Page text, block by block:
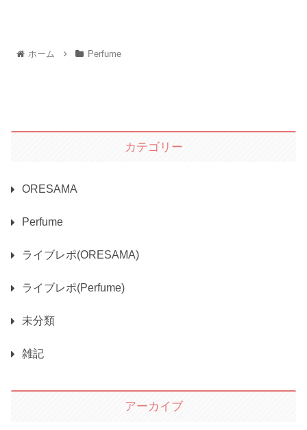
ホーム Perfume
カテゴリー
ORESAMA
Perfume
ライブレポ(ORESAMA)
ライブレポ(Perfume)
未分類
雑記
アーカイブ